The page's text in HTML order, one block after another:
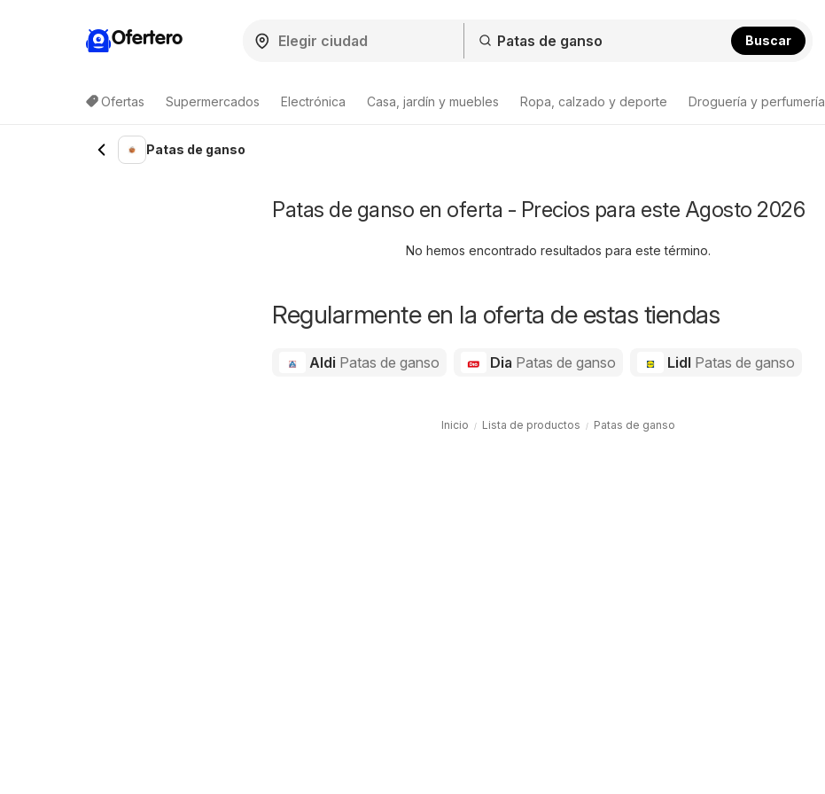
Ofertero Buscar
Ofertas Supermercados Electrónica Casa, jardín y muebles Ropa, calzado y deporte Droguería y perfumería
Patas de ganso
Patas de ganso en oferta - Precios para este Agosto 2026
No hemos encontrado resultados para este término.
Regularmente en la oferta de estas tiendas
Aldi Patas de ganso Dia Patas de ganso Lidl Patas de ganso
Inicio Lista de productos Patas de ganso